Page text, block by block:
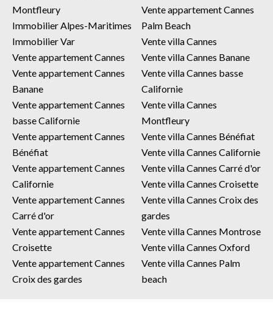
Montfleury
Immobilier Alpes-Maritimes
Immobilier Var
Vente appartement Cannes
Vente appartement Cannes
Banane
Vente appartement Cannes
basse Californie
Vente appartement Cannes
Bénéfiat
Vente appartement Cannes
Californie
Vente appartement Cannes
Carré d'or
Vente appartement Cannes
Croisette
Vente appartement Cannes
Croix des gardes
Vente appartement Cannes
Palm Beach
Vente villa Cannes
Vente villa Cannes Banane
Vente villa Cannes basse
Californie
Vente villa Cannes
Montfleury
Vente villa Cannes Bénéfiat
Vente villa Cannes Californie
Vente villa Cannes Carré d'or
Vente villa Cannes Croisette
Vente villa Cannes Croix des
gardes
Vente villa Cannes Montrose
Vente villa Cannes Oxford
Vente villa Cannes Palm
beach